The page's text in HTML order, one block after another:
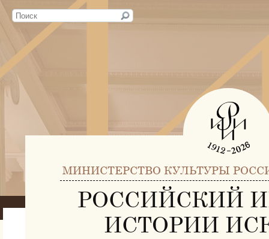
МИНИСТЕРСТВО КУЛЬТУРЫ
РОССИЙСКИЙ
ИСТОРИИ